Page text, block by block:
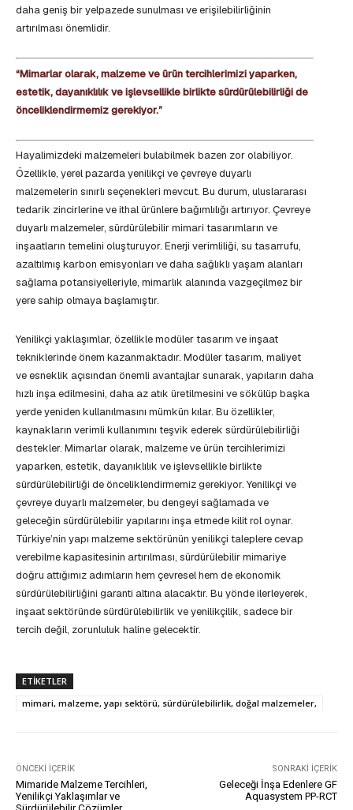
daha geniş bir yelpazede sunulması ve erişilebilirliğinin
artırılması önemlidir.
“Mimarlar olarak, malzeme ve ürün tercihlerimizi yaparken,
estetik, dayanıklılık ve işlevsellikle birlikte sürdürülebilirliği de
önceliklendirmemiz gerekiyor.”
Hayalimizdeki malzemeleri bulabilmek bazen zor olabiliyor.
Özellikle, yerel pazarda yenilikçi ve çevreye duyarlı
malzemelerin sınırlı seçenekleri mevcut. Bu durum, uluslararası
tedarik zincirlerine ve ithal ürünlere bağımlılığı artırıyor. Çevreye
duyarlı malzemeler, sürdürülebilir mimari tasarımların ve
inşaatların temelini oluşturuyor. Enerji verimliliği, su tasarrufu,
azaltılmış karbon emisyonları ve daha sağlıklı yaşam alanları
sağlama potansiyelleriyle, mimarlık alanında vazgeçilmez bir
yere sahip olmaya başlamıştır.
Yenilikçi yaklaşımlar, özellikle modüler tasarım ve inşaat
tekniklerinde önem kazanmaktadır. Modüler tasarım, maliyet
ve esneklik açısından önemli avantajlar sunarak, yapıların daha
hızlı inşa edilmesini, daha az atık üretilmesini ve sökülüp başka
yerde yeniden kullanılmasını mümkün kılar. Bu özellikler,
kaynakların verimli kullanımını teşvik ederek sürdürülebilirliği
destekler. Mimarlar olarak, malzeme ve ürün tercihlerimizi
yaparken, estetik, dayanıklılık ve işlevsellikle birlikte
sürdürülebilirliği de önceliklendirmemiz gerekiyor. Yenilikçi ve
çevreye duyarlı malzemeler, bu dengeyi sağlamada ve
geleceğin sürdürülebilir yapılarını inşa etmede kilit rol oynar.
Türkiye’nin yapı malzeme sektörünün yenilikçi taleplere cevap
verebilme kapasitesinin artırılması, sürdürülebilir mimariye
doğru attığımız adımların hem çevresel hem de ekonomik
sürdürülebilirliğini garanti altına alacaktır. Bu yönde ilerleyerek,
inşaat sektöründe sürdürülebilirlik ve yenilikçilik, sadece bir
tercih değil, zorunluluk haline gelecektir.
ETIKETLER
mimari, malzeme, yapı sektörü, sürdürülebilirlik, doğal malzemeler,
ÖNCEKI İÇERIK
Mimaride Malzeme Tercihleri,
Yenilikçi Yaklaşımlar ve
SONRAKI İÇERIK
Geleceği İnşa Edenlere GF
Aquasystem PP-RCT